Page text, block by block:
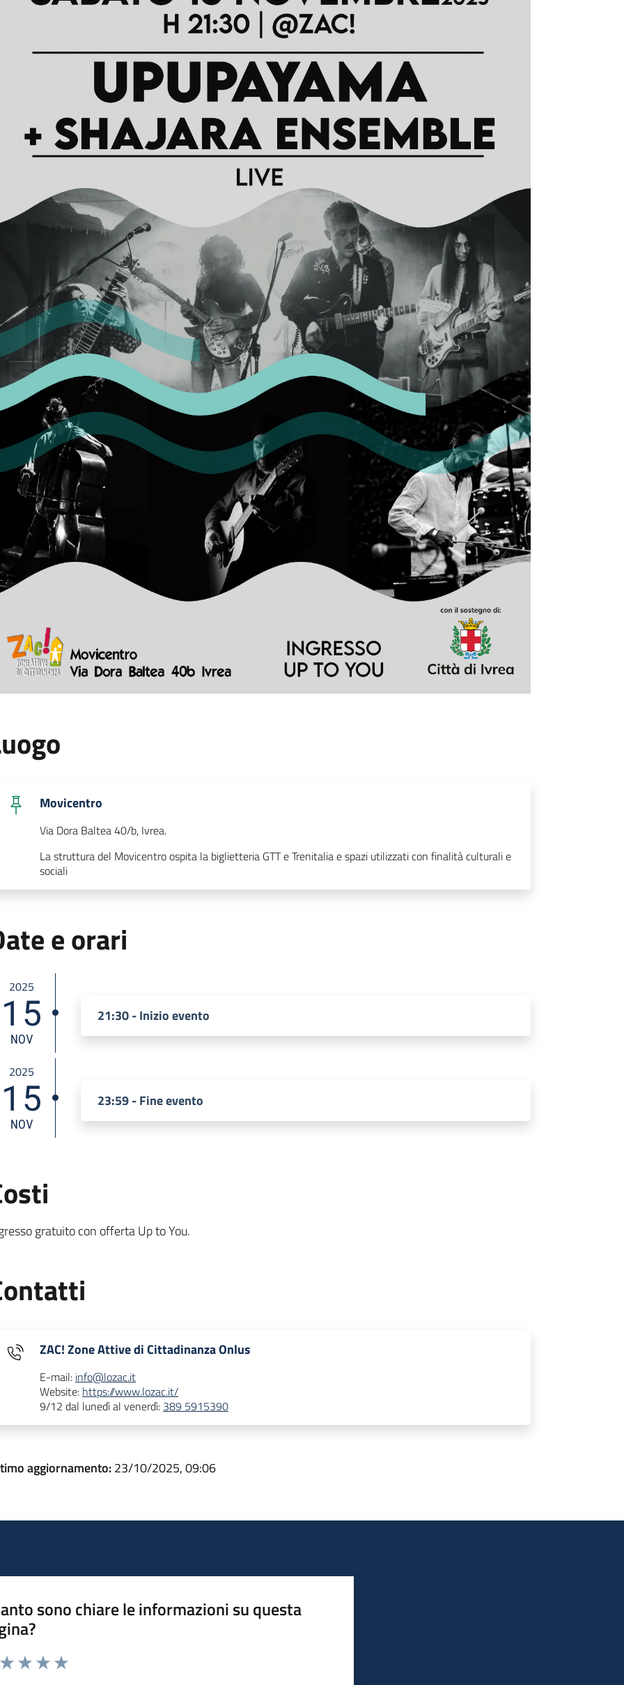
Movicentro
Via Dora Baltea 40/b, Ivrea.
La struttura del Movicentro ospita la biglietteria GTT e Trenitalia e spazi utilizzati con finalità culturali e
sociali
e orari
2025
15
NOV
21:30 - Inizio evento
2025
15
NOV
23:59 - Fine evento
gratuito con offerta Up to You.
ZAC! Zone Attive di Cittadinanza Onlus
E-mail: info@lozac.it
Website: https://www.lozac.it/
9/12 dal lunedì al venerdì: 389 5915390
aggiornamento:23/10/2025, 09:06
sono chiare le informazioni su questa
da 1 a 5 stelle la pagina